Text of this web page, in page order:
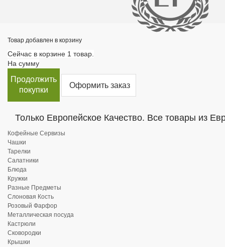
Товар добавлен в корзину
Сейчас в корзине 1 товар.
На сумму
Продолжить
покупки
Оформить заказ
Только Европейское Качество. Все товары из
Кофейные Сервизы
Чашки
Тарелки
Салатники
Блюда
Кружки
Разные Предметы
Слоновая Кость
Розовый Фарфор
Металлическая посуда
Кастрюли
Сковородки
Крышки